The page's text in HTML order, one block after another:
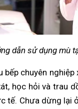
dẫn sử dụng mù
chuyên nghiệp
học hỏi và trau
tế. Chưa dừng lại